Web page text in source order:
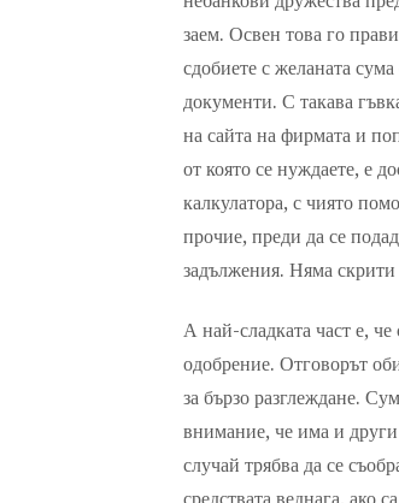
заем. Освен това го
сдобиете с желаната
документи. С такава
на сайта на фирмата и
от която се нуждаете, е
калкулатора, с чиято
прочие, преди да се
задължения. Няма
А най-сладката част е, че
одобрение. Отговорът
за бързо разглеждане.
внимание, че има и
случай трябва да се